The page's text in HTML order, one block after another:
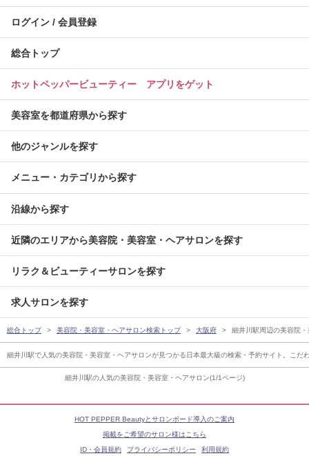
細井川駅の人気の美容院・美容室・ヘアサロン(1/1ページ)
ログイン / 会員登録
総合トップ
ホットペッパービューティー アプリをゲット
美容室を都道府県から探す
他のジャンルを探す
メニュー・カテゴリから探す
沿線から探す
近隣のエリアから美容院・美容室・ヘアサロンを探す
リラク＆ビューティーサロンを探す
求人サロンを探す
総合トップ 美容院・美容室・ヘアサロン検索トップ 大阪府 細井川駅周辺の美容院
細井川駅で人気の美容院・美容室・ヘアサロンが見つかる日本最大級の検索・予約サイト。こ
HOT PEPPER Beautyとサロンボード導入のご案内
掲載をご希望のサロン様はこちら
ID・会員規約
プライバシーポリシー 利用規約